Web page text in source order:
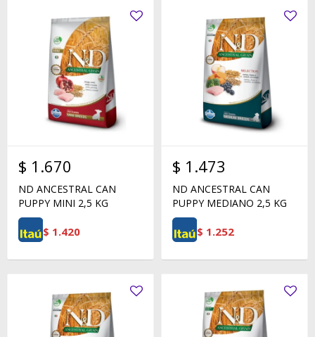
$ 1.670
ND ANCESTRAL CAN
PUPPY MINI 2,5 KG
$ 1.420
$ 1.473
ND ANCESTRAL CAN
PUPPY MEDIANO 2,5 KG
$ 1.252